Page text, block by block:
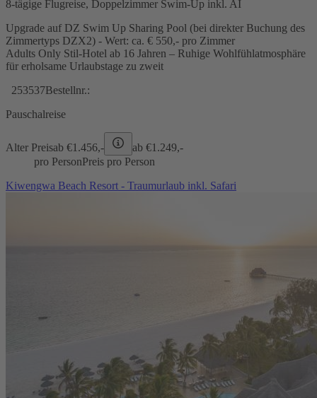
8-tägige Flugreise, Doppelzimmer Swim-Up inkl. AI
Upgrade auf DZ Swim Up Sharing Pool (bei direkter Buchung des
Zimmertyps DZX2) - Wert: ca. € 550,- pro Zimmer
Adults Only Stil-Hotel ab 16 Jahren – Ruhige Wohlfühlatmosphäre
für erholsame Urlaubstage zu zweit
253537Bestellnr.:
Pauschalreise
Alter Preisab €1.456,- ab €1.249,-
pro PersonPreis pro Person
Kiwengwa Beach Resort - Traumurlaub inkl. Safari